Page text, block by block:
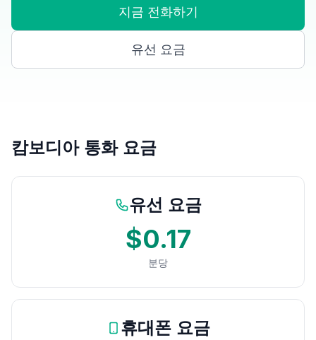
지금 전화하기
유선 요금
캄보디아 통화 요금
유선 요금
$0.17
분당
휴대폰 요금